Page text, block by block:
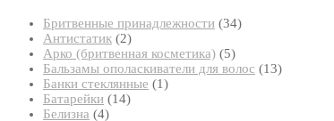
Бритвенные принадлежности 3434
Антистатик 22
товара
Арко (бритвенная косметика) 55
товаров
Бальзамы ополаскиватели для волос 1313
Банки стеклянные 11
Батарейки 1414
Белизна 44